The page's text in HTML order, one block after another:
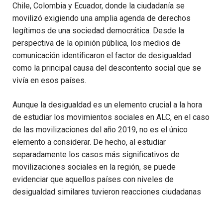
Chile, Colombia y Ecuador, donde la ciudadanía se
movilizó exigiendo una amplia agenda de derechos
legítimos de una sociedad democrática. Desde la
perspectiva de la opinión pública, los medios de
comunicación identificaron el factor de desigualdad
como la principal causa del descontento social que se
vivía en esos países.
Aunque la desigualdad es un elemento crucial a la hora
de estudiar los movimientos sociales en ALC, en el caso
de las movilizaciones del año 2019, no es el único
elemento a considerar. De hecho, al estudiar
separadamente los casos más significativos de
movilizaciones sociales en la región, se puede
evidenciar que aquellos países con niveles de
desigualdad similares tuvieron reacciones ciudadanas